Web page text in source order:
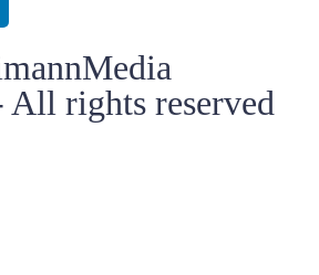
rights reserved